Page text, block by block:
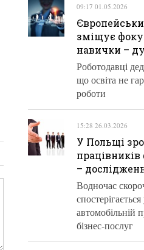
09:17 01.05.2026
зміщує
навички –
Роботодавці
що освіта не
роботи
15:28 26.03.2026
У Польщі
–
Водночас
автомобільній
бізнес-послуг